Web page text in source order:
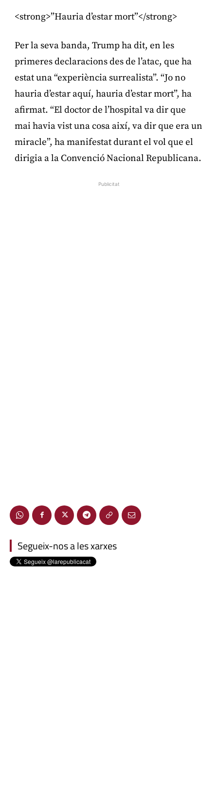
<strong>”Hauria d’estar mort”</strong>
Per la seva banda, Trump ha dit, en les
primeres declaracions des de l’atac, que ha
estat una “experiència surrealista”. “Jo no
hauria d’estar aquí, hauria d’estar mort”, ha
afirmat. “El doctor de l’hospital va dir que
mai havia vist una cosa així, va dir que era un
miracle”, ha manifestat durant el vol que el
dirigia a la Convenció Nacional Republicana.
Publicitat
Segueix-nos a les xarxes